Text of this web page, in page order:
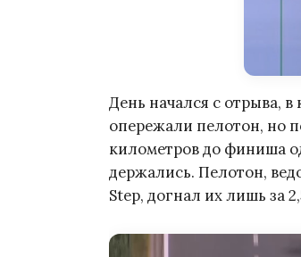
День начался с отрыва,
опережали пелотон, но
километров до финиша
держались. Пелотон,
Step, догнал их лишь за